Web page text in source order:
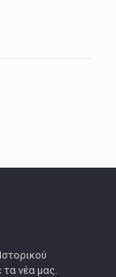
νέα μας.